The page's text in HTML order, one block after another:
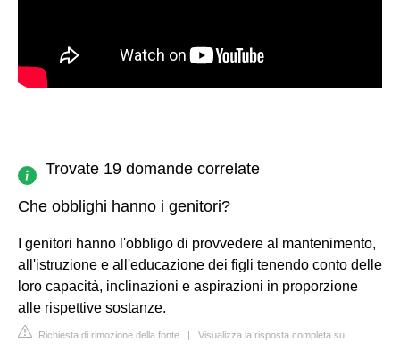
Trovate 19 domande correlate
Che obblighi hanno i genitori?
I genitori hanno l'obbligo di provvedere al mantenimento,
all'istruzione e all'educazione dei figli tenendo conto delle
loro capacità, inclinazioni e aspirazioni in proporzione
alle rispettive sostanze.
Richiesta di rimozione della fonte | Visualizza la risposta completa su